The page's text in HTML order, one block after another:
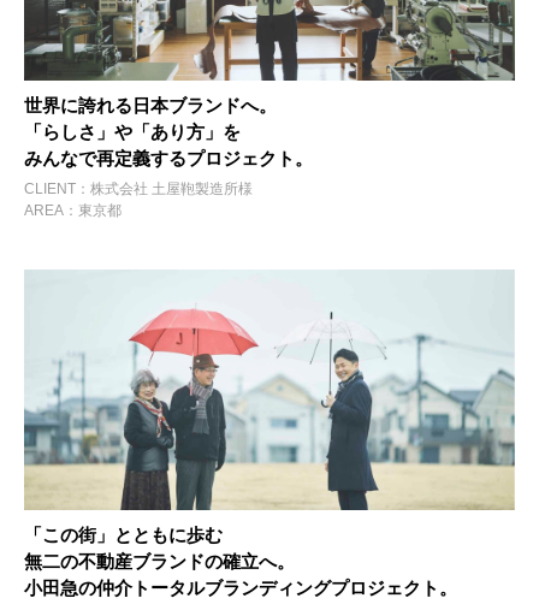
世界に誇れる日本ブランドへ。
「らしさ」や「あり方」を
みんなで再定義するプロジェクト。
CLIENT：株式会社 土屋鞄製造所様
AREA：東京都
「この街」とともに歩む
無二の不動産ブランドの確立へ。
小田急の仲介トータルブランディングプロジェクト。